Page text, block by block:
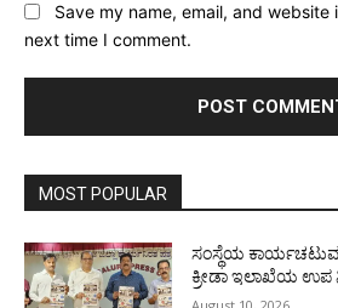
Save my name, email, and
next time I comment.
MOST POPULAR
ಸಂಸ್ಥೆಯ
ಕ್ರೀಡಾ ಇಲಾಖೆಯ ಉಪ